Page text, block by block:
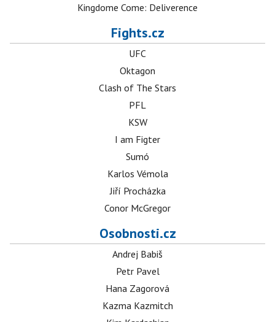
Kingdome Come: Deliverence
Fights.cz
UFC
Oktagon
Clash of The Stars
PFL
KSW
I am Figter
Sumó
Karlos Vémola
Jiří Procházka
Conor McGregor
Osobnosti.cz
Andrej Babiš
Petr Pavel
Hana Zagorová
Kazma Kazmitch